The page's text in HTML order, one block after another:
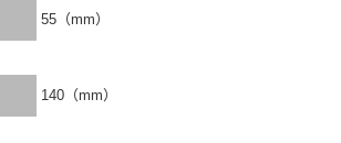
55（mm）
140（mm）